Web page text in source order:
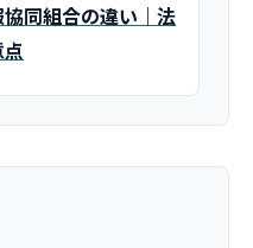
同組合の違い｜法